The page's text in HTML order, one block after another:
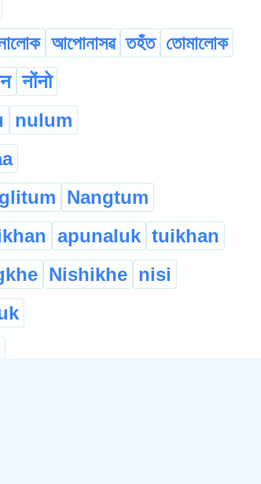
আপোনাসৱ তহঁত তোমালোক
नोंनो
nulum
Nangtum
apunaluk tuikhan
Nishikhe nisi